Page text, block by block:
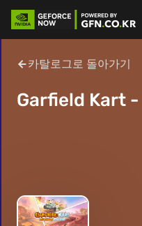
카탈로그로 돌아가기
Garfield Kart